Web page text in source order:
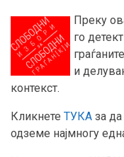
Преку
го
и
контекст.
Кликнете ТУКА за
одземе најмногу